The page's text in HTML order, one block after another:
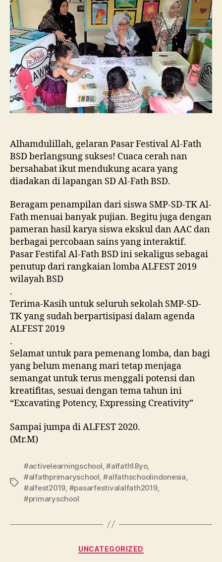
Alhamdulillah, gelaran Pasar Festival Al-Fath
BSD berlangsung sukses! Cuaca cerah nan
bersahabat ikut mendukung acara yang
diadakan di lapangan SD Al-Fath BSD.
Beragam penampilan dari siswa SMP-SD-TK Al-
Fath menuai banyak pujian. Begitu juga dengan
pameran hasil karya siswa ekskul dan AAC dan
berbagai percobaan sains yang interaktif.
Pasar Festifal Al-Fath BSD ini sekaligus sebagai
penutup dari rangkaian lomba ALFEST 2019
wilayah BSD
.
Terima-Kasih untuk seluruh sekolah SMP-SD-
TK yang sudah berpartisipasi dalam agenda
ALFEST 2019
.
Selamat untuk para pemenang lomba, dan bagi
yang belum menang mari tetap menjaga
semangat untuk terus menggali potensi dan
kreatifitas, sesuai dengan tema tahun ini
“Excavating Potency, Expressing Creativity”
Sampai jumpa di ALFEST 2020.
(Mr.M)
#activelearningschool ,#alfath18yo,
#alfathprimaryschool ,#alfathschoolindonesia
#alfest2019 #pasarfestivalalfath2019,
#primaryschool
UNCATEGORIZED